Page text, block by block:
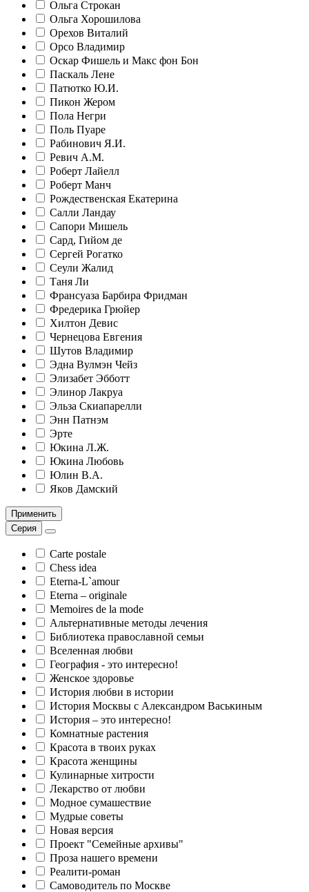
Ольга Строкан
Ольга Хорошилова
Орехов Виталий
Орсо Владимир
Оскар Фишель и Макс фон Бон
Паскаль Лене
Патютко Ю.И.
Пикон Жером
Пола Негри
Поль Пуаре
Рабинович Я.И.
Ревич А.М.
Роберт Лайелл
Роберт Манч
Рождественская Екатерина
Салли Ландау
Сапори Мишель
Сард, Гийом де
Сергей Рогатко
Сеули Жалид
Таня Ли
Франсуаза Барбира Фридман
Фредерика Грюйер
Хилтон Девис
Чернецова Евгения
Шутов Владимир
Эдна Вулмэн Чейз
Элизабет Эбботт
Элинор Лакруа
Эльза Скиапарелли
Энн Патнэм
Эрте
Юкина Л.Ж.
Юкина Любовь
Юлин В.А.
Яков Дамский
Применить
Серия
Carte postale
Chess idea
Eterna-L`amour
Eterna – originale
Mеmoires de la mode
Альтернативные методы лечения
Библиотека православной семьи
Вселенная любви
География - это интересно!
Женское здоровье
История любви в истории
История Москвы с Александром Васькиным
История – это интересно!
Комнатные растения
Красота в твоих руках
Красота женщины
Кулинарные хитрости
Лекарство от любви
Модное сумашествие
Мудрые советы
Новая версия
Проект "Семейные архивы"
Проза нашего времени
Реалити-роман
Самоводитель по Москве